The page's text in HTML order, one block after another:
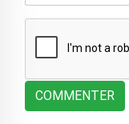
COMMENTER